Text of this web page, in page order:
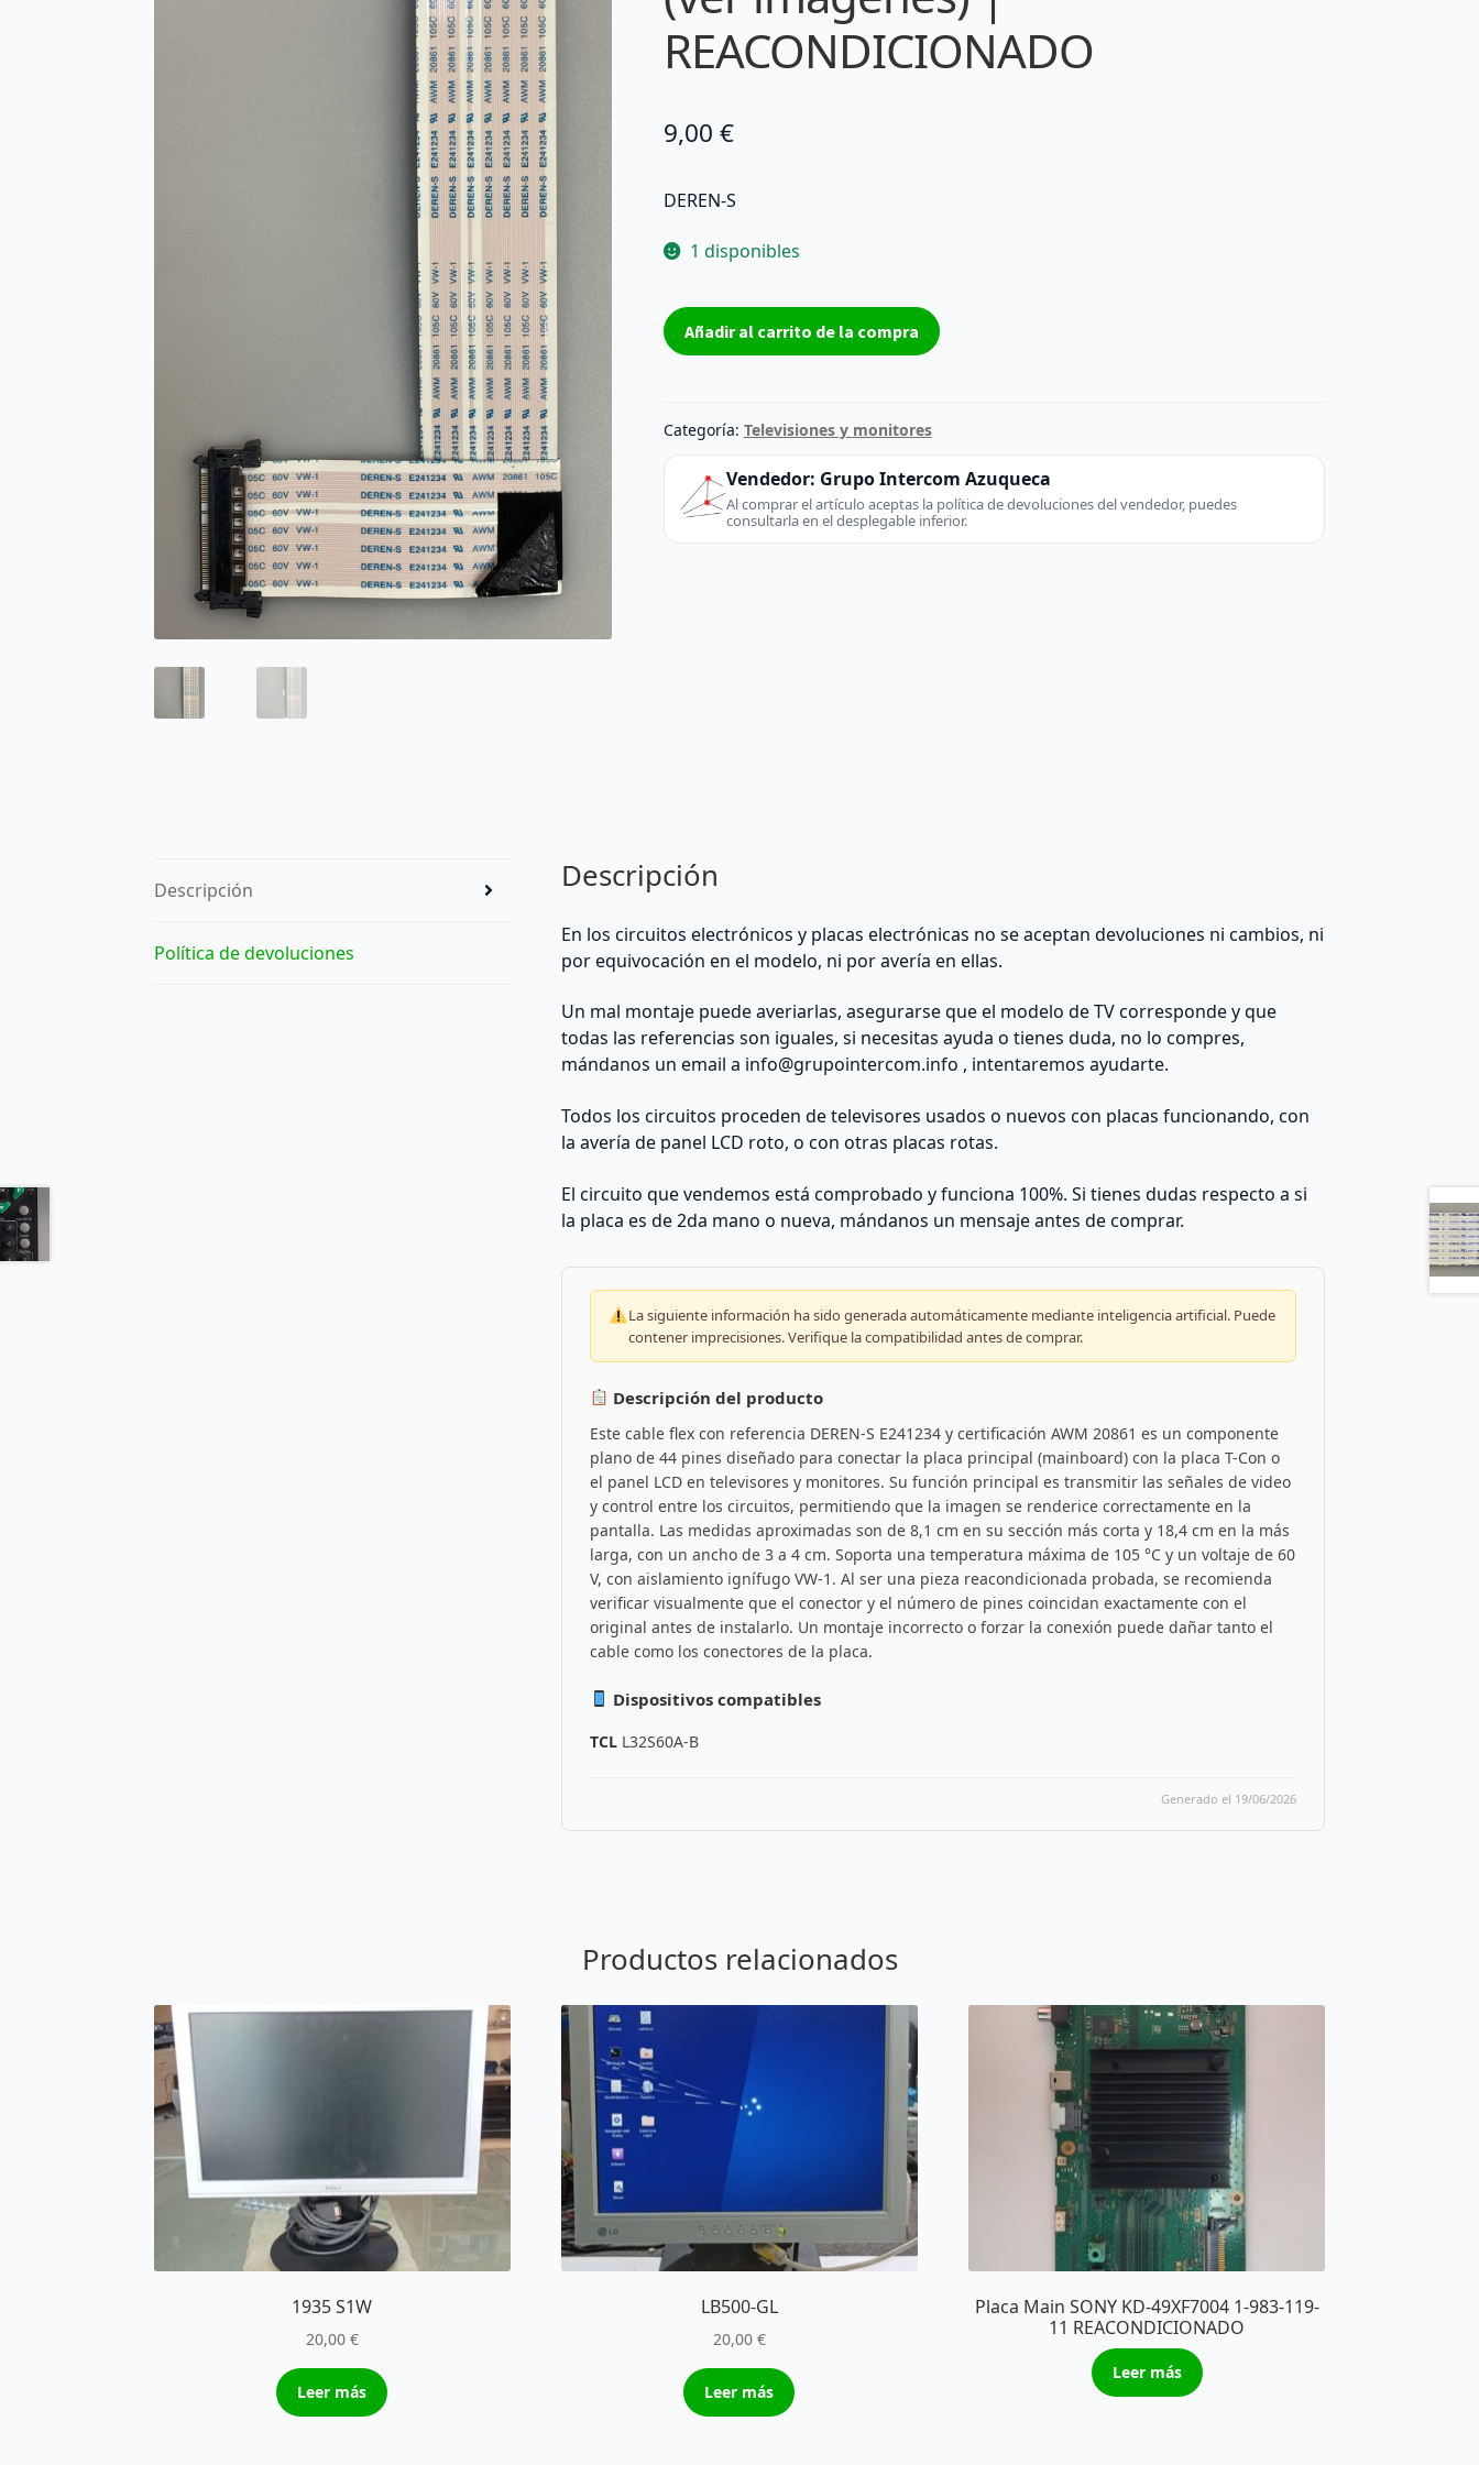
REACONDICIONADO
9,00 €
DEREN-S
1 disponibles
CABLE
FLEX
E241234
AWM
20861
105C
60V
3-
cm
de
(ver
imágenes)
|
cantidad
Añadir al carrito de la compra
Categoría: Televisiones y monitores
Vendedor: Grupo Intercom Azuqueca
Al comprar el artículo aceptas la política de devoluciones del vendedor, puedes
consultarla en el desplegable inferior.
Descripción
Política de devoluciones
Descripción
En los circuitos electrónicos y placas electrónicas no se aceptan devoluciones ni cambios, ni
por equivocación en el modelo, ni por avería en ellas.
Un mal montaje puede averiarlas, asegurarse que el modelo de TV corresponde y que
todas las referencias son iguales, si necesitas ayuda o tienes duda, no lo compres,
mándanos un email a info@grupointercom.info , intentaremos ayudarte.
Todos los circuitos proceden de televisores usados o nuevos con placas funcionando, con
la avería de panel LCD roto, o con otras placas rotas.
El circuito que vendemos está comprobado y funciona 100%. Si tienes dudas respecto a si
la placa es de 2da mano o nueva, mándanos un mensaje antes de comprar.
La siguiente información ha sido generada automáticamente mediante inteligencia artificial. Puede
contener imprecisiones. Verifique la compatibilidad antes de comprar.
Descripción del producto
Este cable flex con referencia DEREN-S E241234 y certificación AWM 20861 es un componente
plano de 44 pines diseñado para conectar la placa principal (mainboard) con la placa T-Con o
el panel LCD en televisores y monitores. Su función principal es transmitir las señales de video
y control entre los circuitos, permitiendo que la imagen se renderice correctamente en la
pantalla. Las medidas aproximadas son de 8,1 cm en su sección más corta y 18,4 cm en la más
larga, con un ancho de 3 a 4 cm. Soporta una temperatura máxima de 105 °C y un voltaje de 60
V, con aislamiento ignífugo VW-1. Al ser una pieza reacondicionada probada, se recomienda
verificar visualmente que el conector y el número de pines coincidan exactamente con el
original antes de instalarlo. Un montaje incorrecto o forzar la conexión puede dañar tanto el
cable como los conectores de la placa.
Dispositivos compatibles
TCL L32S60A-B
Generado el 19/06/2026
Productos relacionados
1935 S1W
20,00 €
Leer más
LB500-GL
20,00 €
Leer más
Placa Main SONY KD-49XF7004 1-983-119-
11 REACONDICIONADO
Leer más